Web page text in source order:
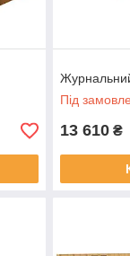
Під
13 610 ₴